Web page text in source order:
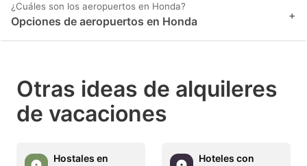
¿Cuáles son los aeropuertos en Honda?
Opciones de aeropuertos en Honda +
Otras ideas de alquileres
de vacaciones
Hostales en
Hoteles con